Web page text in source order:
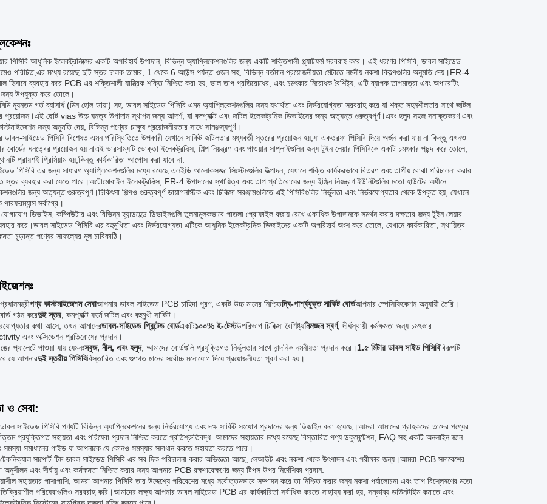
পিসিবি আধুনিক ইলেকট্রনিক্সের একটি অপরিহার্য উপাদান, বিভিন্ন অ্যাপ্লিকেশনগুলির জন্য একটি শক্তিশালী প্ল্যাটফর্ম সরবরাহ করে। এই ধরণের পিসিবি, ডাবল সাইডেড
পরিচিত,এর মধ্যে রয়েছে দুটি স্তর চালক তামার, 1 থেকে 6 আউন্স পর্যন্ত ওজন সহ, বিভিন্ন বর্তমান প্রয়োজনীয়তা মেটাতে নমনীয় নকশা বিকল্পগুলির অনুমতি দেয়।FR-4
হিসাবে ব্যবহার করে PCB এর শক্তিশালী যান্ত্রিক শক্তি নিশ্চিত করা হয়, ভাল তাপ প্রতিরোধের, এবং চমৎকার নিরোধক বৈশিষ্ট্য, এটি ব্যাপক তাপমাত্রা এবং অপারেটিং
উপযুক্ত করে তোলে।
ন্যূনতম গর্ত ব্যাসার্ধ (মিন হোল ডায়া) সহ, ডাবল সাইডেড পিসিবি এমন অ্যাপ্লিকেশনগুলির জন্য যথার্থতা এবং নির্ভরযোগ্যতা সরবরাহ করে যা শক্ত সহনশীলতার সাথে জটিল
প্রয়োজন।এই ছোট vias উচ্চ ঘনত্ব উপাদান স্থাপন জন্য আদর্শ, যা কম্প্যাক্ট এবং জটিল ইলেকট্রনিক ডিভাইসের জন্য অত্যন্ত গুরুত্বপূর্ণ।এবং হলুদ সহজ সনাক্তকরণ এবং
জন্য অনুমতি দেয়, বিভিন্ন পণ্যের চাক্ষুষ প্রয়োজনীয়তার সাথে সামঞ্জস্যপূর্ণ।
ডাবল-সাইডেড পিসিবি বিশেষত এমন পরিস্থিতিতে উপকারী যেখানে সার্কিট জটিলতার মধ্যবর্তী স্তরের প্রয়োজন হয়,যা একতরফা পিসিবি দিয়ে অর্জন করা যায় না কিন্তু এখনও
বোর্ডের ঘনত্বের প্রয়োজন হয় নাএই ভারসাম্যটি ভোক্তা ইলেকট্রনিক্স, শিল্প নিয়ন্ত্রণ এবং পাওয়ার সাপ্লাইগুলির জন্য টুইন লেয়ার পিসিবিকে একটি চমৎকার পছন্দ করে তোলে,
প্রায়শই প্রিমিয়াম হয়,কিন্তু কার্যকারিতা আপোস করা যাবে না.
পিসিবি এর জন্য সাধারণ অ্যাপ্লিকেশনগুলির মধ্যে রয়েছে এলইডি আলোকসজ্জা সিস্টেমগুলির উত্পাদন, যেখানে শক্তি কার্যকরভাবে বিতরণ এবং তাপীয় বোঝা পরিচালনা করার
স্তর ব্যবহার করা যেতে পারে।অটোমোবাইল ইলেকট্রনিক্স, FR-4 উপাদানের স্থায়িত্ব এবং তাপ প্রতিরোধের জন্য ইঞ্জিন নিয়ন্ত্রণ ইউনিটগুলির মতো হাউটের অধীনে
জন্য অত্যন্ত গুরুত্বপূর্ণ।চিকিৎসা শিল্পও গুরুত্বপূর্ণ ডায়াগনস্টিক এবং চিকিত্সা সরঞ্জামগুলিতে এই পিসিবিগুলির নির্ভুলতা এবং নির্ভরযোগ্যতার থেকে উপকৃত হয়, যেখানে
পারফরম্যান্স সর্বাগ্রে।
ডিভাইস, কম্পিউটার এবং বিভিন্ন হ্যান্ডহেল্ড ডিভাইসগুলি তুলনামূলকভাবে পাতলা প্রোফাইল বজায় রেখে একাধিক উপাদানকে সমর্থন করার দক্ষতার জন্য টুইন লেয়ার
করে।ডাবল সাইডেড পিসিবি এর বহুমুখিতা এবং নির্ভরযোগ্যতা এটিকে আধুনিক ইলেকট্রনিক ডিজাইনের একটি অপরিহার্য অংশ করে তোলে, যেখানে কার্যকারিতা, স্থায়িত্ব
চূড়ান্ত পণ্যের সাফল্যের মূল চাবিকাঠি।
পণ্য কাস্টমাইজেশন সেবাআপনার ডাবল সাইডেড PCB চাহিদা পূরণ, একটি উচ্চ মানের নিশ্চিতদ্বি-পার্শ্বযুক্ত সার্কিট বোর্ডআপনার স্পেসিফিকেশন অনুযায়ী তৈরি।
গঠন করেদুই স্তর , কমপ্যাক্ট ফর্মে জটিল এবং বহুমুখী সার্কিট।
কথা আসে, তখন আমাদেরডাবল-সাইডেড প্রিন্টেড বোর্ডএকটি১০০% ই-টেস্টউপরিভাগ চিকিত্সা বৈশিষ্ট্যনিমজ্জন স্বর্ণ, দীর্ঘস্থায়ী কর্মক্ষমতা জন্য চমৎকার
এবং অক্সিডেশন প্রতিরোধের প্রদান।
প্যালেটে পাওয়া যায় যেমনঃসবুজ, নীল, এবং হলুদ, আমাদের বোর্ডগুলি প্রযুক্তিগত নির্ভুলতার সাথে নান্দনিক নমনীয়তা প্রদান করে।1.৫ মিটার ডাবল সাইড পিসিবিবিকল্পটি
যে আপনারদুই স্তরীয় পিসিবিবিস্তারিত এবং গুণগত মানের সর্বোচ্চ মনোযোগ দিয়ে প্রয়োজনীয়তা পূরণ করা হয়।
ও সেবা:
সাইডেড পিসিবি পণ্যটি বিভিন্ন অ্যাপ্লিকেশনের জন্য নির্ভরযোগ্য এবং দক্ষ সার্কিট সংযোগ প্রদানের জন্য ডিজাইন করা হয়েছে।আমরা আমাদের গ্রাহকদের তাদের পণ্যের
প্রযুক্তিগত সহায়তা এবং পরিষেবা প্রদান নিশ্চিত করতে প্রতিশ্রুতিবদ্ধ. আমাদের সহায়তার মধ্যে রয়েছে বিস্তারিত পণ্য ডকুমেন্টেশন, FAQ সহ একটি অনলাইন জ্ঞান
সমস্যা সমাধানের গাইড যা আপনাকে যে কোনও সমস্যার সমাধান করতে সহায়তা করতে পারে।
সাপোর্ট টিম ডাবল সাইডেড পিসিবি এর সব দিক পরিচালনা করার অভিজ্ঞতা আছে, লেআউট এবং নকশা থেকে উৎপাদন এবং পরীক্ষার জন্য।আমরা PCB সমাবেশের
অনুশীলন এবং দীর্ঘায়ু এবং কর্মক্ষমতা নিশ্চিত করার জন্য আপনার PCB রক্ষণাবেক্ষণের জন্য টিপস উপর নির্দেশিকা প্রদান.
সহায়তার পাশাপাশি, আমরা আপনার পিসিবি তার উদ্দেশ্যে পরিবেশের মধ্যে সর্বোত্তমভাবে সম্পাদন করে তা নিশ্চিত করার জন্য নকশা পর্যালোচনা এবং তাপ বিশ্লেষণের মতো
পরিষেবাগুলিও সরবরাহ করি।আমাদের লক্ষ্য আপনার ডাবল সাইডেড PCB এর কার্যকারিতা সর্বাধিক করতে সাহায্য করা হয়, সম্ভাব্য ডাউনটাইম কমাতে এবং